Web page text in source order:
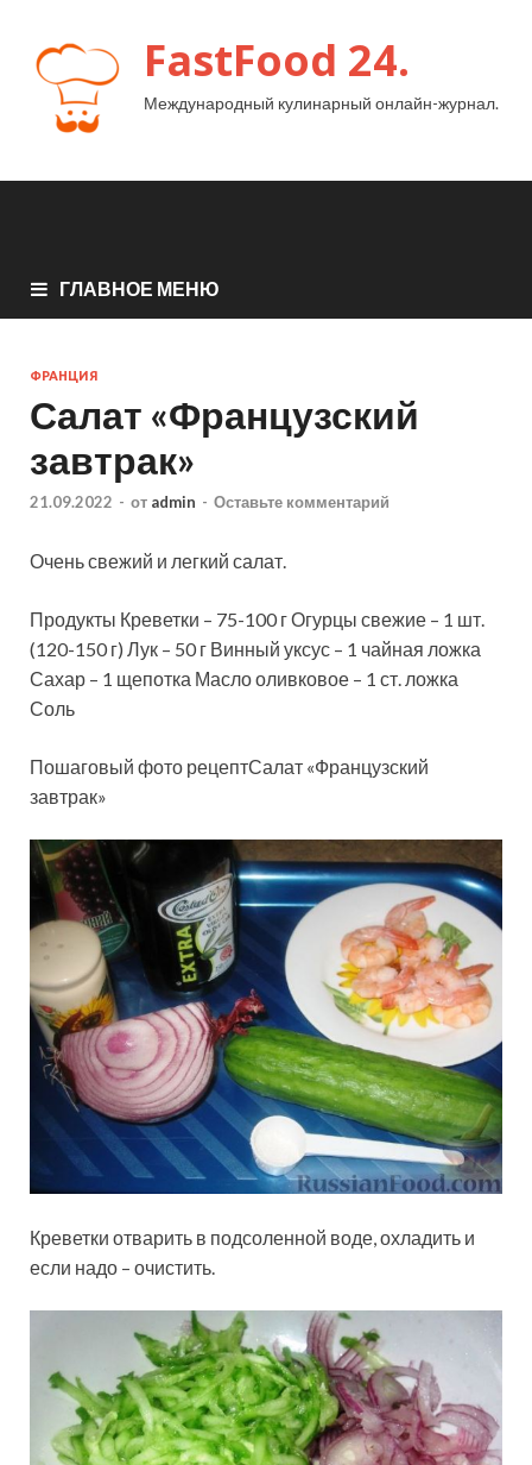
FastFood 24.
Международный кулинарный онлайн-журнал.
ГЛАВНОЕ МЕНЮ
ФРАНЦИЯ
Салат «Французский
завтрак»
21.09.2022 - от admin - Оставьте комментарий
Очень свежий и легкий салат.
Продукты Креветки – 75-100 г Огурцы свежие – 1 шт.
(120-150 г) Лук – 50 г Винный уксус – 1 чайная ложка
Сахар – 1 щепотка Масло оливковое – 1 ст. ложка
Соль
Пошаговый фото рецептСалат «Французский
завтрак»
Креветки отварить в подсоленной воде, охладить и
если надо – очистить.